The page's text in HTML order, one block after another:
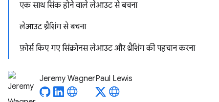
एक साथ सिंक होने वाले लेआउट से बचना
लेआउट थ्रैशिंग से बचना
फ़ोर्स किए गए सिंक्रोनस लेआउट और थ्रैशिंग की पहचान करना
Jeremy WagnerPaul Lewis